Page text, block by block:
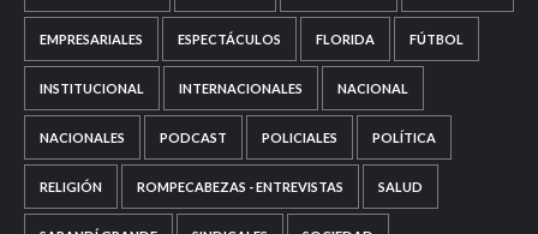
EMPRESARIALES ESPECTÁCULOS FLORIDA FÚTBOL
INSTITUCIONAL INTERNACIONALES NACIONAL
NACIONALES PODCAST POLICIALES POLÍTICA
RELIGIÓN ROMPECABEZAS - ENTREVISTAS SALUD